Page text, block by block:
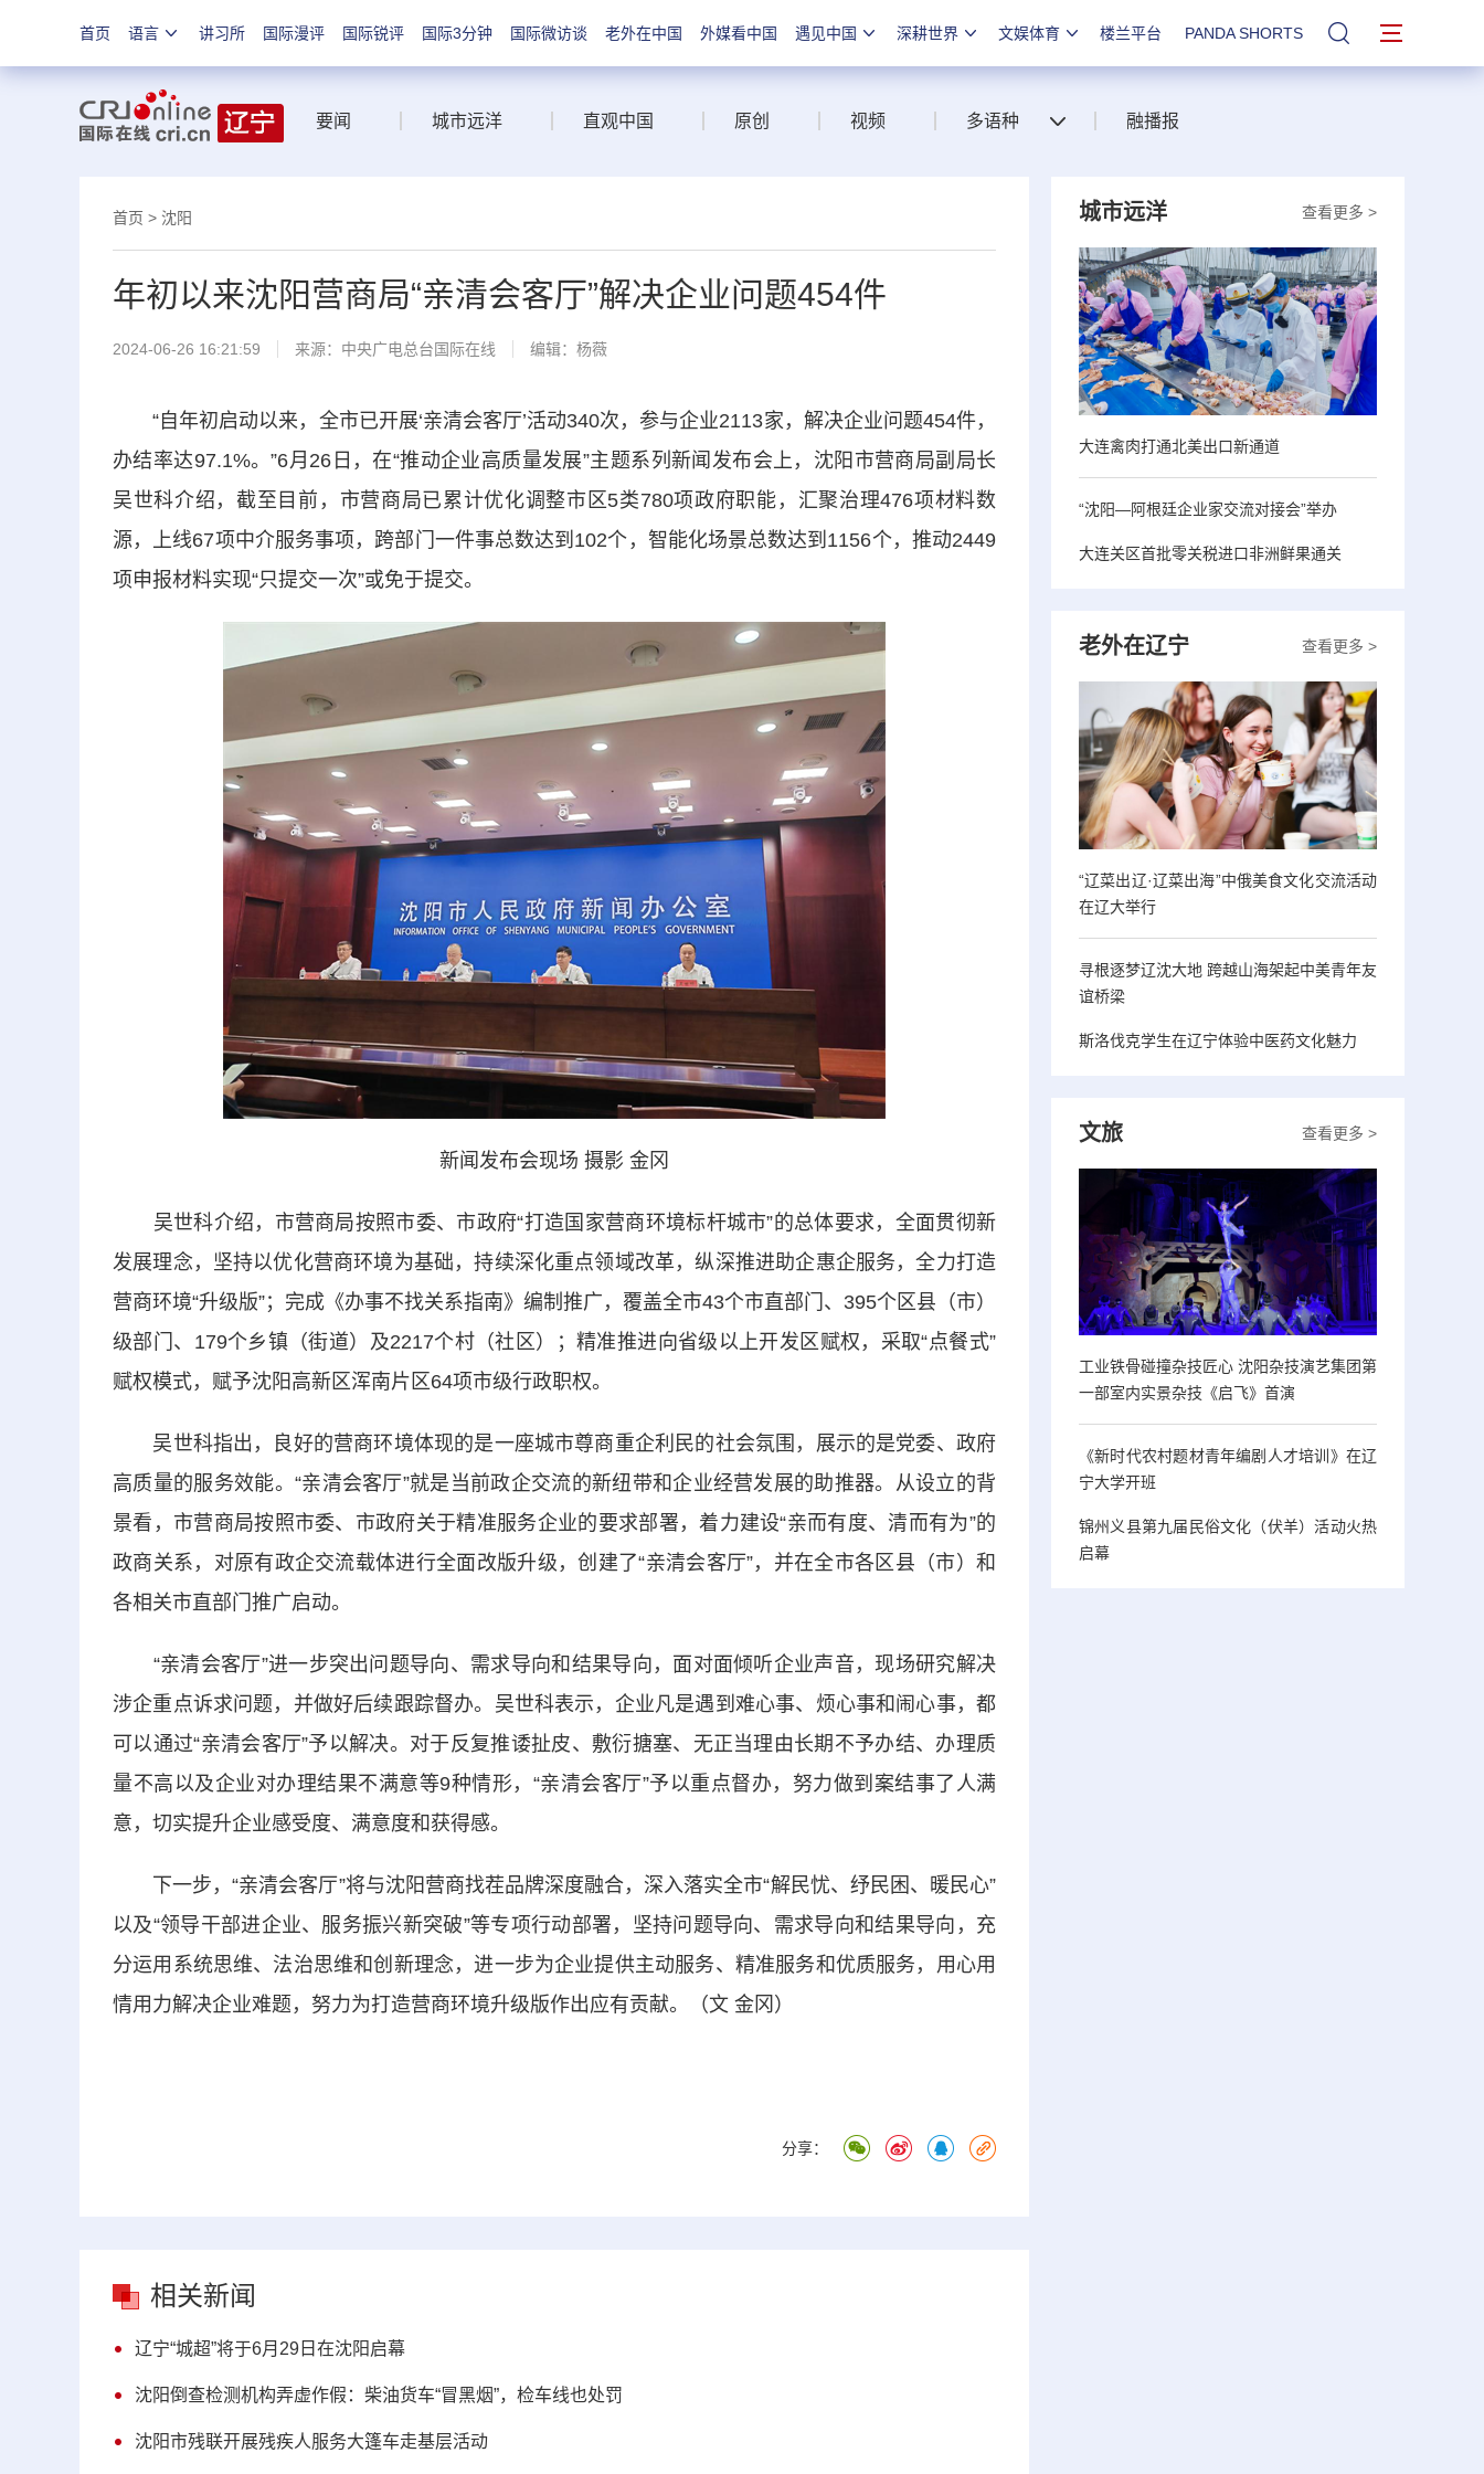
首页 语言 讲习所 国际漫评 国际锐评 国际3分钟 国际微访谈 老外在中国 外媒看中国 遇见中国 深耕世界 文娱体育 楼兰平台 PANDA SHORTS 站内搜索
要闻 城市远洋 直观中国 原创 视频 多语种 融播报
首页 > 沈阳
年初以来沈阳营商局“亲清会客厅”解决企业问题454件
2024-06-26 16:21:59 来源：中央广电总台国际在线 编辑：杨薇
“自年初启动以来，全市已开展‘亲清会客厅’活动340次，参与企业2113家，解决企业问题454件，
办结率达97.1%。”6月26日，在“推动企业高质量发展”主题系列新闻发布会上，沈阳市营商局副局长
吴世科介绍，截至目前，市营商局已累计优化调整市区5类780项政府职能，汇聚治理476项材料数
源，上线67项中介服务事项，跨部门一件事总数达到102个，智能化场景总数达到1156个，推动2449
项申报材料实现“只提交一次”或免于提交。
新闻发布会现场 摄影 金冈
吴世科介绍，市营商局按照市委、市政府“打造国家营商环境标杆城市”的总体要求，全面贯彻新
发展理念，坚持以优化营商环境为基础，持续深化重点领域改革，纵深推进助企惠企服务，全力打造
营商环境“升级版”；完成《办事不找关系指南》编制推广，覆盖全市43个市直部门、395个区县（市）
级部门、179个乡镇（街道）及2217个村（社区）；精准推进向省级以上开发区赋权，采取“点餐式”
赋权模式，赋予沈阳高新区浑南片区64项市级行政职权。
吴世科指出，良好的营商环境体现的是一座城市尊商重企利民的社会氛围，展示的是党委、政府
高质量的服务效能。“亲清会客厅”就是当前政企交流的新纽带和企业经营发展的助推器。从设立的背
景看，市营商局按照市委、市政府关于精准服务企业的要求部署，着力建设“亲而有度、清而有为”的
政商关系，对原有政企交流载体进行全面改版升级，创建了“亲清会客厅”，并在全市各区县（市）和
各相关市直部门推广启动。
“亲清会客厅”进一步突出问题导向、需求导向和结果导向，面对面倾听企业声音，现场研究解决
涉企重点诉求问题，并做好后续跟踪督办。吴世科表示，企业凡是遇到难心事、烦心事和闹心事，都
可以通过“亲清会客厅”予以解决。对于反复推诿扯皮、敷衍搪塞、无正当理由长期不予办结、办理质
量不高以及企业对办理结果不满意等9种情形，“亲清会客厅”予以重点督办，努力做到案结事了人满
意，切实提升企业感受度、满意度和获得感。
下一步，“亲清会客厅”将与沈阳营商找茬品牌深度融合，深入落实全市“解民忧、纾民困、暖民心”
以及“领导干部进企业、服务振兴新突破”等专项行动部署，坚持问题导向、需求导向和结果导向，充
分运用系统思维、法治思维和创新理念，进一步为企业提供主动服务、精准服务和优质服务，用心用
情用力解决企业难题，努力为打造营商环境升级版作出应有贡献。（文 金冈）
分享：
相关新闻
辽宁“城超”将于6月29日在沈阳启幕
沈阳倒查检测机构弄虚作假：柴油货车“冒黑烟”，检车线也处罚
沈阳市残联开展残疾人服务大篷车走基层活动
查看更多 >
城市远洋
大连禽肉打通北美出口新通道
“沈阳—阿根廷企业家交流对接会”举办
大连关区首批零关税进口非洲鲜果通关
查看更多 >
老外在辽宁
“辽菜出辽·辽菜出海”中俄美食文化交流活动
在辽大举行
寻根逐梦辽沈大地 跨越山海架起中美青年友
谊桥梁
斯洛伐克学生在辽宁体验中医药文化魅力
查看更多 >
文旅
工业铁骨碰撞杂技匠心 沈阳杂技演艺集团第
一部室内实景杂技《启飞》首演
《新时代农村题材青年编剧人才培训》在辽
宁大学开班
锦州义县第九届民俗文化（伏羊）活动火热
启幕